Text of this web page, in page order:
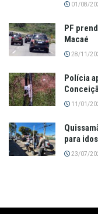
01/08/
PF
Macaé
28/11/
Polícia
11/01/
para
23/07/